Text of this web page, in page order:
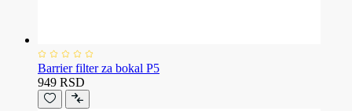
Barrier filter za bokal P5
949 RSD